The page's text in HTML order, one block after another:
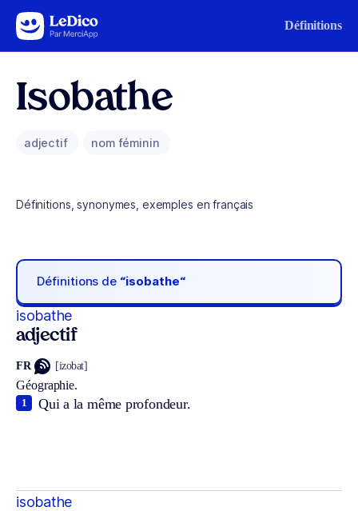
Aller au contenu Définitions
Isobathe
adjectif nom féminin
Définitions, synonymes, exemples en français
Définitions de “isobathe“
isobathe
adjectif
FR [izobat]
Géographie.
Qui a la même profondeur.
1
isobathe